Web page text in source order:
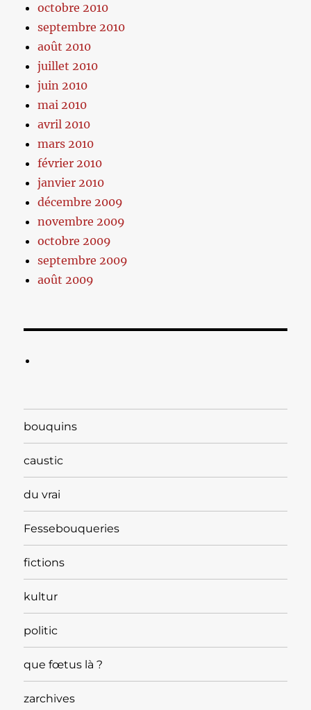
octobre 2010
septembre 2010
août 2010
juillet 2010
juin 2010
mai 2010
avril 2010
mars 2010
février 2010
janvier 2010
décembre 2009
novembre 2009
octobre 2009
septembre 2009
août 2009
bouquins
caustic
du vrai
Fessebouqueries
fictions
kultur
politic
que fœtus là ?
zarchives